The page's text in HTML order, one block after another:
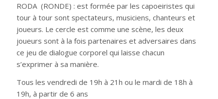
RODA (RONDE) : est formée par les capoeiristes qui
tour à tour sont spectateurs, musiciens, chanteurs et
joueurs. Le cercle est comme une scène, les deux
joueurs sont à la fois partenaires et adversaires dans
ce jeu de dialogue corporel qui laisse chacun
s’exprimer à sa manière.
Tous les vendredi de 19h à 21h ou le mardi de 18h à
19h, à partir de 6 ans